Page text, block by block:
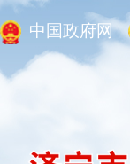
中国政府网